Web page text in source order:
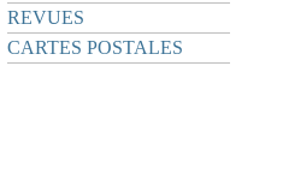
REVUES
CARTES POSTALES